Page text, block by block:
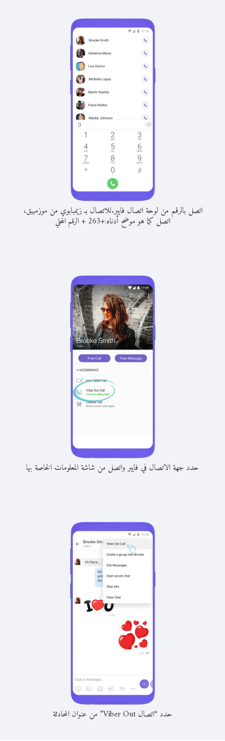
اتصل بالرقم من لوحة اتصال فايبر.للاتصال بـ زيمبابوي من موزمبيق،
اتصل كما هو موضح أدناه:+
263
+الرقم المحلي
حدد جهة الاتصال في فايبر واتصل من شاشة المعلومات الخاصة بها
حدد “اتصال Viber Out” من عنوان المحادثة